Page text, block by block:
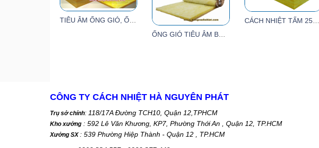
CÁCH NHIỆT TẤM 25MM TIÊU ÂM
CÔNG TY CÁCH NHIỆT HÀ NGUYÊN PHÁT
Trụ sở chính: 118/17A Đường TCH10, Quận 12,TPHCM
Kho xưởng : 592 Lê Văn Khương, KP7, Phường Thới An , Quận 12, TP.HCM
Xưởng SX : 539 Phường Hiệp Thành - Quận 12 , TP.HCM